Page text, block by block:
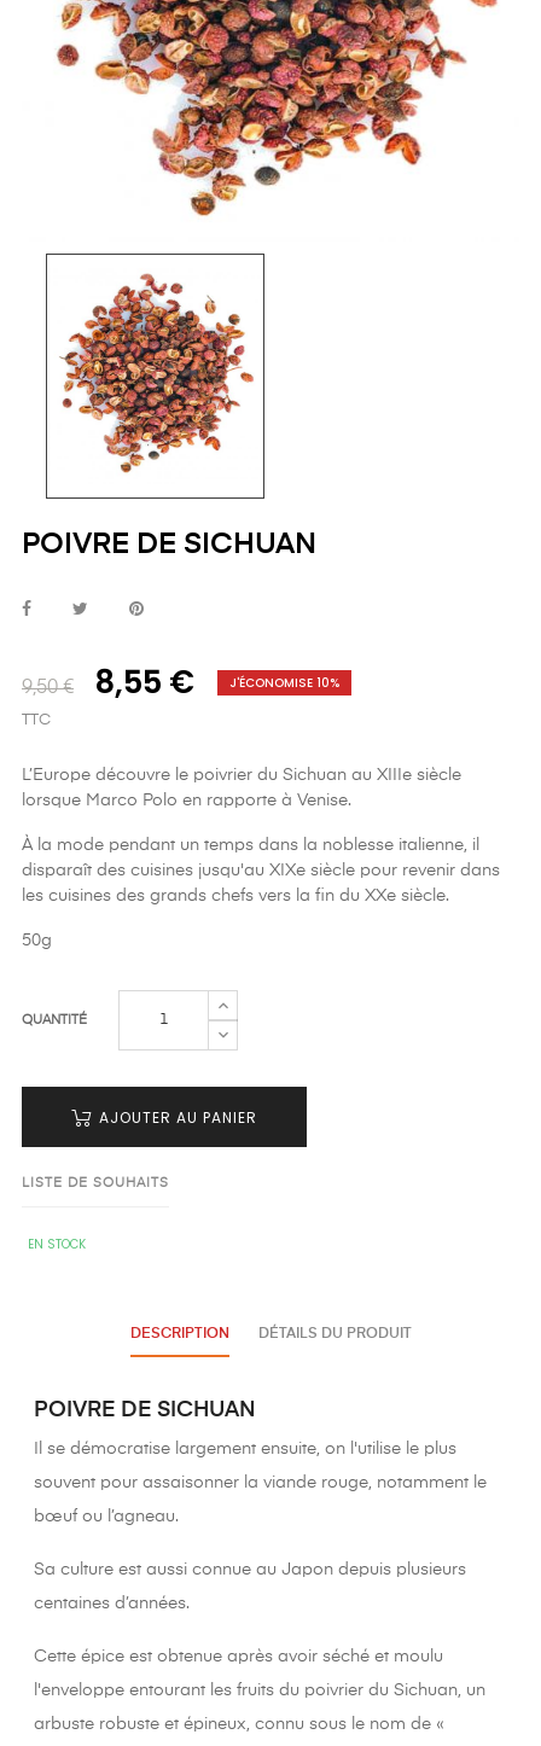
POIVRE DE SICHUAN
9,50 € 8,55 € J'ÉCONOMISE 10%
TTC
L’Europe découvre le poivrier du Sichuan au XIIIe siècle
lorsque Marco Polo en rapporte à Venise.
À la mode pendant un temps dans la noblesse italienne, il
disparaît des cuisines jusqu'au XIXe siècle pour revenir dans
les cuisines des grands chefs vers la fin du XXe siècle.
50g
QUANTITÉ
AJOUTER AU PANIER
LISTE DE SOUHAITS
EN STOCK
DESCRIPTION DÉTAILS DU PRODUIT
POIVRE DE SICHUAN
Il se démocratise largement ensuite, on l'utilise le plus
souvent pour assaisonner la viande rouge, notamment le
bœuf ou l’agneau.
Sa culture est aussi connue au Japon depuis plusieurs
centaines d’années.
Cette épice est obtenue après avoir séché et moulu
l'enveloppe entourant les fruits du poivrier du Sichuan, un
arbuste robuste et épineux, connu sous le nom de «